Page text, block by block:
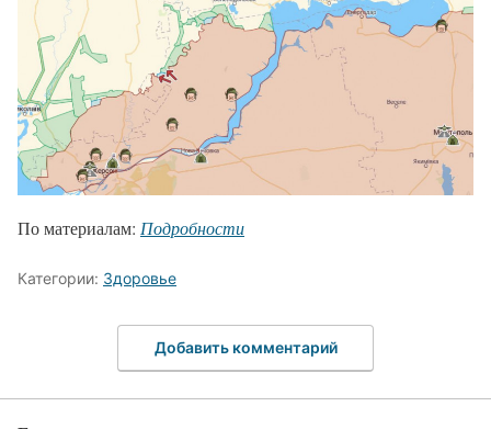
По материалам: Подробности
Категории: Здоровье
Добавить комментарий